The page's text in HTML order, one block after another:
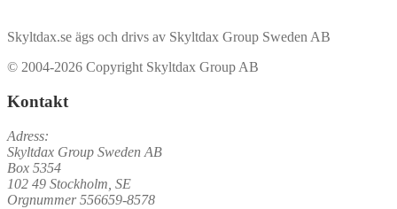
Skyltdax.se ägs och drivs av Skyltdax Group Sweden AB
© 2004-2026 Copyright Skyltdax Group AB
Kontakt
Adress:
Skyltdax Group Sweden AB
Box 5354
102 49 Stockholm, SE
Orgnummer 556659-8578